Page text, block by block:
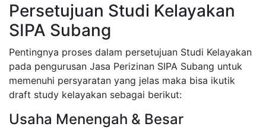
Persetujuan Studi Kelayakan
SIPA Subang
Pentingnya proses dalam persetujuan Studi Kelayakan
pada pengurusan Jasa Perizinan SIPA Subang untuk
memenuhi persyaratan yang jelas maka bisa ikutik
draft study kelayakan sebagai berikut:
Usaha Menengah & Besar